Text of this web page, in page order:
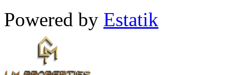
Powered by Estatik